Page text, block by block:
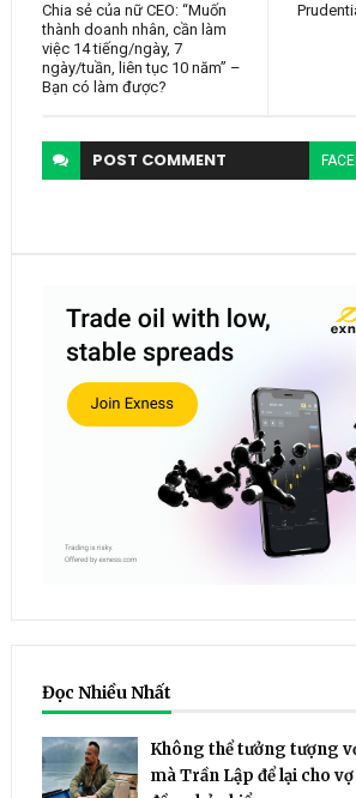
Chia sẻ của nữ CEO: “Muốn
thành doanh nhân, cần làm
việc 14 tiếng/ngày, 7
ngày/tuần, liên tục 10 năm” –
Bạn có làm được?
POST COMMENT
Đọc Nhiều Nhất
Không thể tưởng tượng
mà Trần Lập để lại cho